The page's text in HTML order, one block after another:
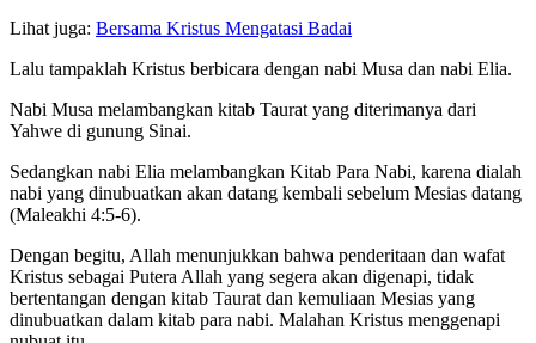
Lihat juga: Bersama Kristus Mengatasi Badai
Lalu tampaklah Kristus berbicara dengan nabi Musa dan nabi Elia.
Nabi Musa melambangkan kitab Taurat yang diterimanya dari
Yahwe di gunung Sinai.
Sedangkan nabi Elia melambangkan Kitab Para Nabi, karena dialah
nabi yang dinubuatkan akan datang kembali sebelum Mesias datang
(Maleakhi 4:5-6).
Dengan begitu, Allah menunjukkan bahwa penderitaan dan wafat
Kristus sebagai Putera Allah yang segera akan digenapi, tidak
bertentangan dengan kitab Taurat dan kemuliaan Mesias yang
dinubuatkan dalam kitab para nabi. Malahan Kristus menggenapi